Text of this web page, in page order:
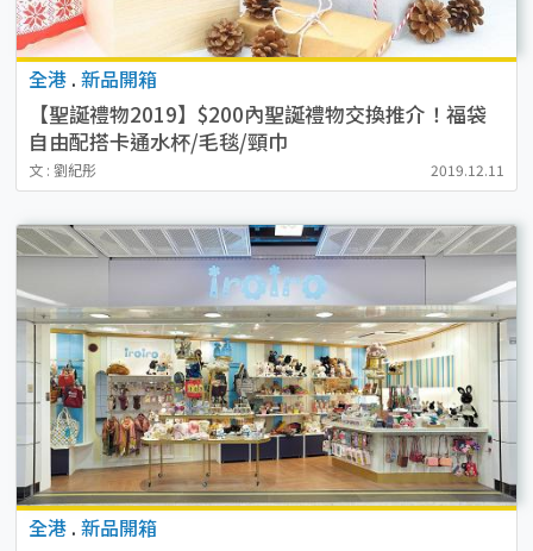
全港 . 新品開箱
【聖誕禮物2019】$200內聖誕禮物交換推介！福袋
自由配搭卡通水杯/毛毯/頸巾
文 : 劉紀彤 2019.12.11
全港 . 新品開箱